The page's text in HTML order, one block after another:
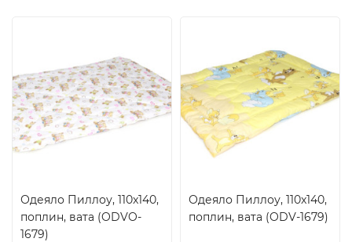
Одеяло Пиллоу, 110x140,
поплин, вата (ODVO-
1679)
Одеяло Пиллоу, 110x140,
поплин, вата (ODV-1679)